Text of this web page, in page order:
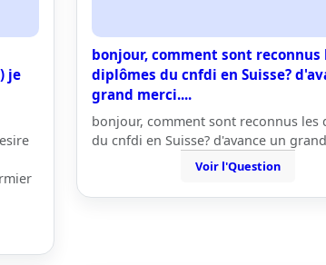
je
bonjour, comment sont reconnus
diplômes du cnfdi en Suisse?
grand merci....
bonjour, comment sont reconnus les
du cnfdi en Suisse? d'avance un
Voir l'Question